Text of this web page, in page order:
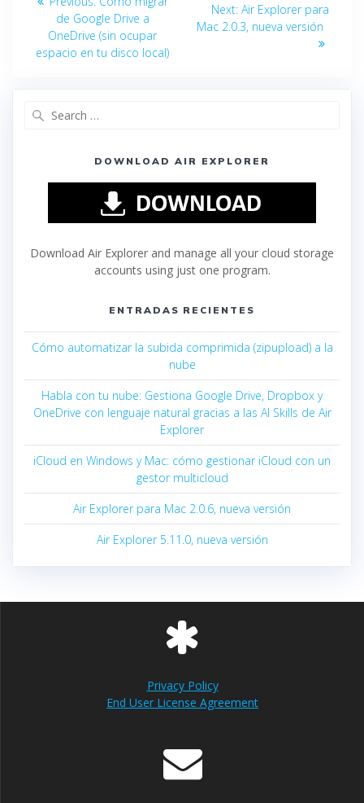
de Google Drive a
OneDrive (sin ocupar
espacio en tu disco local)
Next: Air Explorer para
Mac 2.0.3, nueva versión
DOWNLOAD AIR EXPLORER
Download Air Explorer and manage all your cloud storage
accounts using just one program.
ENTRADAS RECIENTES
Cómo automatizar la subida comprimida (zipupload) a la
nube
Habla con tu nube: Gestiona Google Drive, Dropbox y
OneDrive con lenguaje natural gracias a las AI Skills de Air
Explorer
iCloud en Windows y Mac: cómo gestionar iCloud con un
gestor multicloud
Air Explorer para Mac 2.0.6, nueva versión
Air Explorer 5.11.0, nueva versión
Privacy Policy
End User License Agreement